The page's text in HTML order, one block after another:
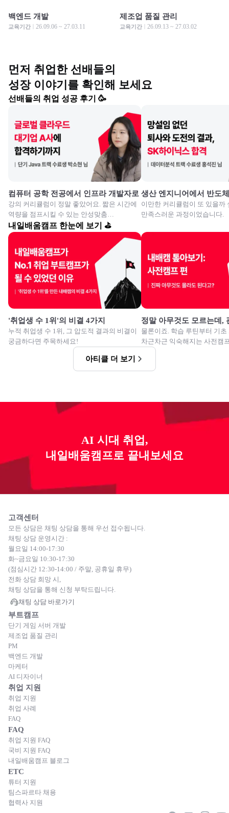
모집 중
모집 중
백엔드 개발
교육기간 26.09.06 ~ 27.03.11
모집 중
모집 중
제조업 품질 관리
교육기간 26.09.13 ~ 27.03.02
먼저 취업한 선배들의
성장 이야기를 확인해 보세요
선배들의 취업 성공 후기 🥳
컴퓨터 공학 전공에서 인프라 개발자로
강의 커리큘럼이 정말 좋았어요. 짧은 시간에
역량을 점프시킬 수 있는 안성맞춤
교육이였습니다.
생산 엔지니어에서 반도
이만한 커리큘럼이 또 있을까
만족스러운 과정이었습니다.
내일배움캠프 한눈에 보기 ⛳
'취업생 수 1위'의 비결 4가지
누적 취업생 수 1위, 그 압도적 결과의 비결이
궁금하다면 주목하세요!
정말 아무것도 모르는데,
물론이죠. 학습 루틴부터 기초
차근차근 익숙해지는 사전캠
아티클 더 보기
AI 시대 취업,
내일배움캠프로 끝내보세요
고객센터
모든 상담은 채팅 상담을 통해 우선 접수됩니다.
채팅 상담 운영시간 :
월요일 14:00-17:30
화~금요일 10:30-17:30
(점심시간 12:30-14:00 / 주말, 공휴일 휴무)
전화 상담 희망 시,
채팅 상담을 통해 신청 부탁드립니다.
채팅 상담 바로가기
부트캠프
단기 게임 서버 개발
제조업 품질 관리
PM
백엔드 개발
마케터
AI 디자이너
취업 지원
취업 지원
취업 사례
FAQ
FAQ
취업 지원 FAQ
국비 지원 FAQ
내일배움캠프 블로그
ETC
튜터 지원
팀스파르타 채용
협력사 지원